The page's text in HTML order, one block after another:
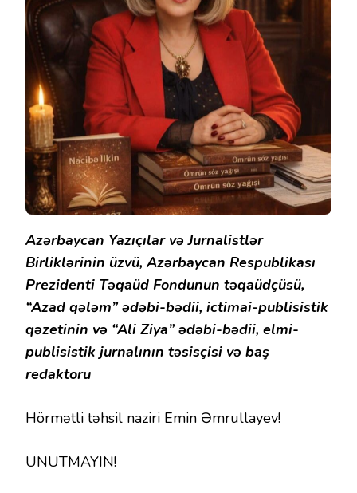
Azərbaycan Yazıçılar və Jurnalistlər
Birliklərinin üzvü, Azərbaycan Respublikası
Prezidenti Təqaüd Fondunun təqaüdçüsü,
“Azad qələm” ədəbi-bədii, ictimai-publisistik
qəzetinin və “Ali Ziya” ədəbi-bədii, elmi-
publisistik jurnalının təsisçisi və baş
redaktoru
Hörmətli təhsil naziri Emin Əmrullayev!
UNUTMAYIN!